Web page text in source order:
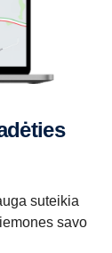
suteikia
savo